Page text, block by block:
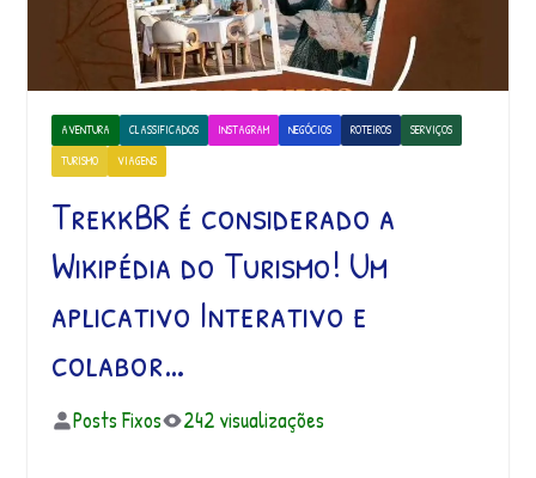
AVENTURA CLASSIFICADOS INSTAGRAM NEGÓCIOS ROTEIROS
SERVIÇOS
TURISMO
VIAGENS
TrekkBR é considerado a
Wikipédia do Turismo! Um
aplicativo Interativo e
colabor…
Posts Fixos 242 visualizações